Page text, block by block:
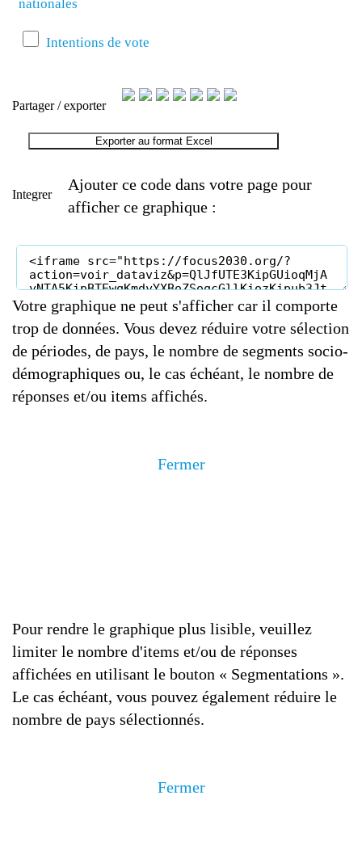
nationales
Intentions de vote
Partager / exporter
Exporter au format Excel
Integrer
Ajouter ce code dans votre page pour
afficher ce graphique :
Votre graphique ne peut s'afficher car il comporte
trop de données. Vous devez réduire votre sélection
de périodes, de pays, le nombre de segments socio-
démographiques ou, le cas échéant, le nombre de
réponses et/ou items affichés.
Fermer
Pour rendre le graphique plus lisible, veuillez
limiter le nombre d'items et/ou de réponses
affichées en utilisant le bouton « Segmentations ».
Le cas échéant, vous pouvez également réduire le
nombre de pays sélectionnés.
Fermer